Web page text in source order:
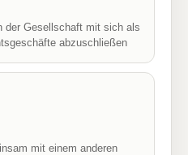
der Gesellschaft mit sich als
abzuschließen
mit einem anderen